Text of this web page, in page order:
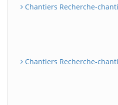
Chantiers Recherche-
Chantiers Recherche-